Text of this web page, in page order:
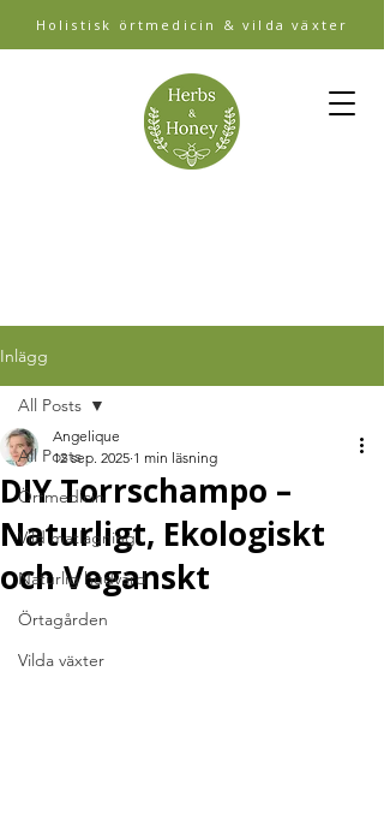
Holistisk örtmedicin & vilda växter
Inlägg
All Posts
Örtmedicin
Vild matlagning
Naturlig hudvård
Örtagården
Vilda växter
All Posts
DIY Torrschampo –
Naturligt, Ekologiskt
och Veganskt
Angelique
12 sep. 2025 1 min läsning